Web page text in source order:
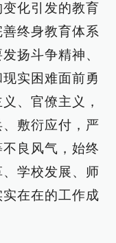
化引发的教育
终身教育体系
扬斗争精神、
实困难面前勇
、官僚主义，
敷衍应付，严
良风气，始终
学校发展、师
在在的工作成